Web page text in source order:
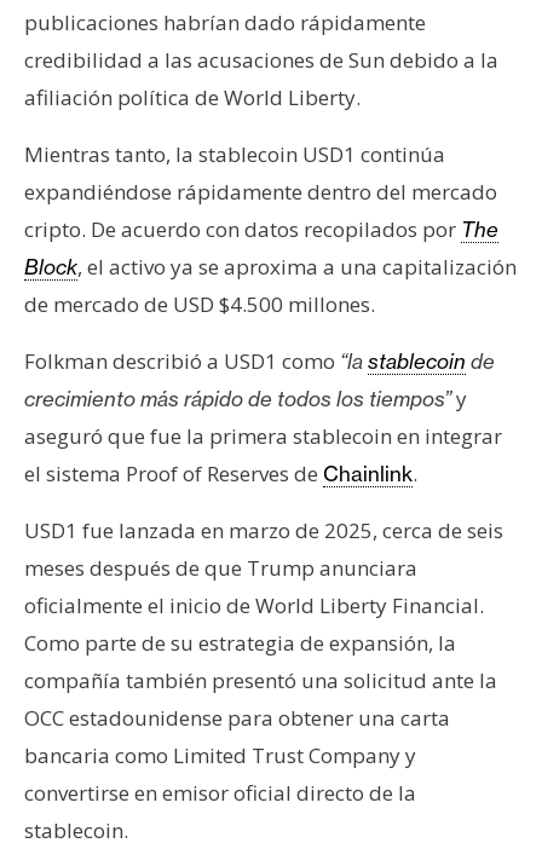
publicaciones habrían dado rápidamente
credibilidad a las acusaciones de Sun debido a la
afiliación política de World Liberty.
Mientras tanto, la stablecoin USD1 continúa
expandiéndose rápidamente dentro del mercado
cripto. De acuerdo con datos recopilados por The
Block, el activo ya se aproxima a una capitalización
de mercado de USD $4.500 millones.
Folkman describió a USD1 como “lastablecoin de
crecimiento más rápido de todos los tiempos”y
aseguró que fue la primera stablecoin en integrar
el sistema Proof of Reserves de Chainlink.
USD1 fue lanzada en marzo de 2025, cerca de seis
meses después de que Trump anunciara
oficialmente el inicio de World Liberty Financial.
Como parte de su estrategia de expansión, la
compañía también presentó una solicitud ante la
OCC estadounidense para obtener una carta
bancaria como Limited Trust Company y
convertirse en emisor oficial directo de la
stablecoin.